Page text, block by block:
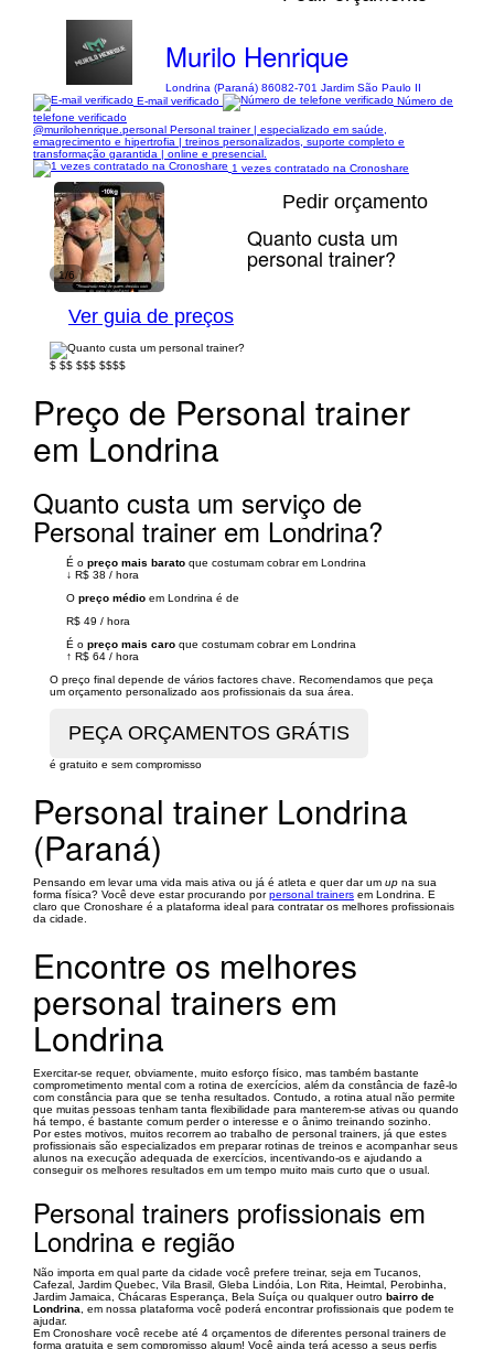
Murilo Henrique
Londrina (Paraná) 86082-701 Jardim São Paulo II
E-mail verificado
Número de
telefone verificado
@murilohenrique.personal Personal trainer | especializado em saúde,
emagrecimento e hipertrofia | treinos personalizados, suporte completo e
transformação garantida | online e presencial.
1 vezes contratado na Cronoshare
1/6
Pedir orçamento
Quanto custa um
personal trainer?
Ver guia de preços
$ $$ $$$ $$$$
Preço de Personal trainer
em Londrina
Quanto custa um serviço de
Personal trainer em Londrina?
É o preço mais barato que costumam cobrar em Londrina
↓ R$ 38 / hora
O preço médio em Londrina é de
R$ 49 / hora
É o preço mais caro que costumam cobrar em Londrina
↑ R$ 64 / hora
O preço final depende de vários factores chave. Recomendamos que peça
um orçamento personalizado aos profissionais da sua área.
é gratuito e sem compromisso
Personal trainer Londrina
(Paraná)
Pensando em levar uma vida mais ativa ou já é atleta e quer dar um up na sua
forma física? Você deve estar procurando porpersonal trainers em Londrina. E
claro que Cronoshare é a plataforma ideal para contratar os melhores profissionais
da cidade.
Encontre os melhores
personal trainers em
Londrina
Exercitar-se requer, obviamente, muito esforço físico, mas também bastante
comprometimento mental com a rotina de exercícios, além da constância de fazê-lo
com constância para que se tenha resultados. Contudo, a rotina atual não permite
que muitas pessoas tenham tanta flexibilidade para manterem-se ativas ou quando
há tempo, é bastante comum perder o interesse e o ânimo treinando sozinho.
Por estes motivos, muitos recorrem ao trabalho de personal trainers, já que estes
profissionais são especializados em preparar rotinas de treinos e acompanhar seus
alunos na execução adequada de exercícios, incentivando-os e ajudando a
conseguir os melhores resultados em um tempo muito mais curto que o usual.
Personal trainers profissionais em
Londrina e região
Não importa em qual parte da cidade você prefere treinar, seja em Tucanos,
Cafezal, Jardim Quebec, Vila Brasil, Gleba Lindóia, Lon Rita, Heimtal, Perobinha,
Jardim Jamaica, Chácaras Esperança, Bela Suíça ou qualquer outro bairro de
Londrina , em nossa plataforma você poderá encontrar profissionais que podem te
ajudar.
Em Cronoshare você recebe até 4 orçamentos de diferentes personal trainers de
forma gratuita e sem compromisso algum! Você ainda terá acesso a seus perfis